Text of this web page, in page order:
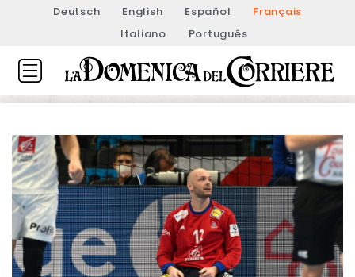
Deutsch English Español
Français
Italiano
Português